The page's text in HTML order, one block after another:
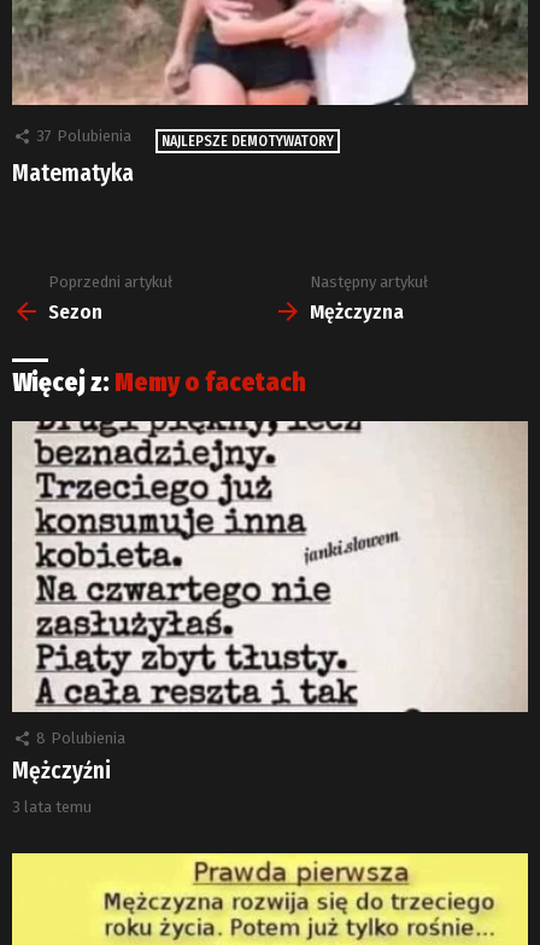
37 Polubienia NAJLEPSZE DEMOTYWATORY
Matematyka
Zobacz
więcej
Poprzedni artykuł
Sezon
Następny artykuł
Mężczyzna
Więcej z: Memy o facetach
8 Polubienia
Mężczyźni
3 lata temu